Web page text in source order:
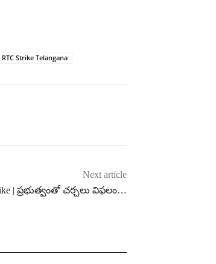
RTC Strike Telangana
Next article
| ప్రభుత్వంతో చర్చలు విఫలం…